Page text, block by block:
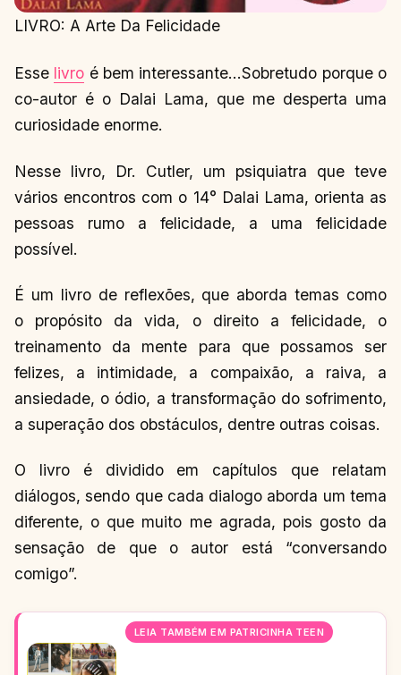
LIVRO: A Arte Da Felicidade
Esse livro é bem interessante…Sobretudo porque o
co-autor é o Dalai Lama, que me desperta uma
curiosidade enorme.
Nesse livro, Dr. Cutler, um psiquiatra que teve
vários encontros com o 14° Dalai Lama, orienta as
pessoas rumo a felicidade, a uma felicidade
possível.
É um livro de reflexões, que aborda temas como
o propósito da vida, o direito a felicidade, o
treinamento da mente para que possamos ser
felizes, a intimidade, a compaixão, a raiva, a
ansiedade, o ódio, a transformação do sofrimento,
a superação dos obstáculos, dentre outras coisas.
O livro é dividido em capítulos que relatam
diálogos, sendo que cada dialogo aborda um tema
diferente, o que muito me agrada, pois gosto da
sensação de que o autor está “conversando
comigo”.
LEIA TAMBÉM EM PATRICINHA TEEN